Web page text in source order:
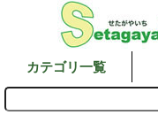
カテゴリ一覧